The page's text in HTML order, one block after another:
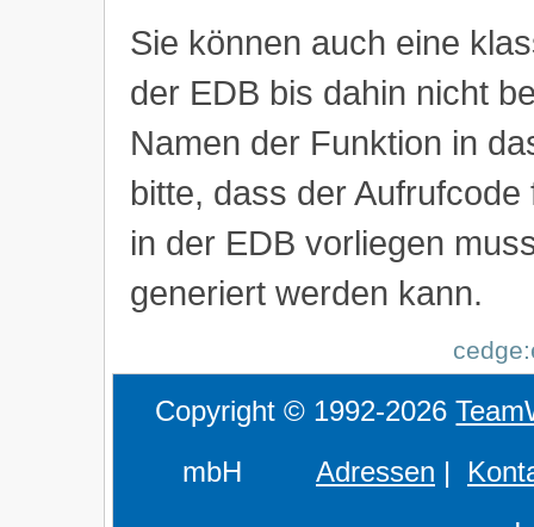
Sie können auch eine
der EDB bis dahin nicht
Namen der Funktion in
bitte, dass der
in der EDB vorliegen
generiert werden kann.
Copyright © 1992-2026
mbH Adressen |